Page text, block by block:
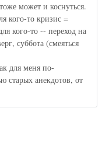
может и коснуться.
кого-то кризис =
кого-то -- переход на
суббота (смеяться
для меня по-
старых анекдотов, от